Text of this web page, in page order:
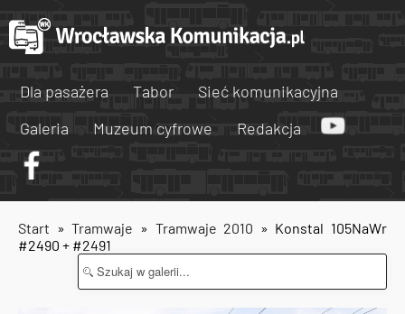
Dla pasażera Tabor
Sieć komunikacyjna
Galeria
Muzeum cyfrowe Redakcja
Start »Tramwaje » Tramwaje 2010 » Konstal 105NaWr
#2490 + #2491